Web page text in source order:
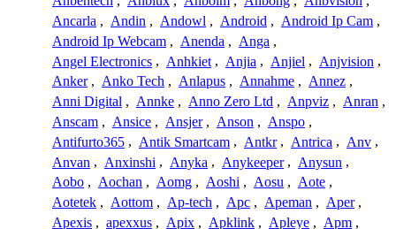
Ancarla , Andin , Andowl , Android , Android Ip Cam ,
Android Ip Webcam , Anenda , Anga ,
Angel Electronics , Anhkiet , Anjia , Anjiel , Anjvision ,
Anker , Anko Tech , Anlapus , Annahme , Annez ,
Anni Digital , Annke , Anno Zero Ltd , Anpviz , Anran ,
Anscam , Ansice , Ansjer , Anson , Anspo ,
Antifurto365 , Antik Smartcam , Antkr , Antrica , Anv ,
Anvan , Anxinshi , Anyka , Anykeeper , Anysun ,
Aobo , Aochan , Aomg , Aoshi , Aosu , Aote ,
Aotetek , Aottom , Ap-tech , Apc , Apeman , Aper ,
Apexis , apexxus , Apix , Apklink , Apleye , Apm ,